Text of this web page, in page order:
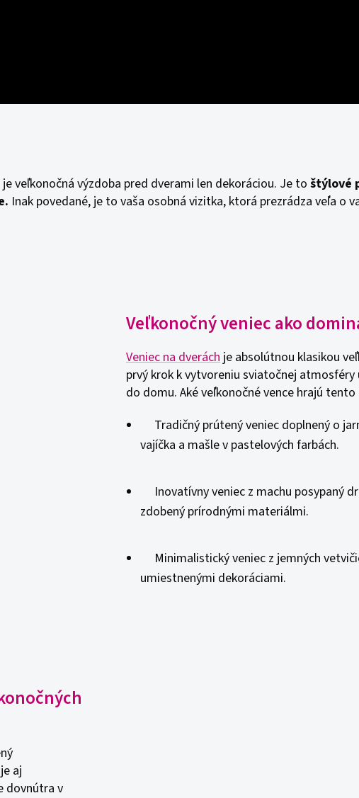
veľkonočná výzdoba pred dverami len dekoráciou. Je to štýlové
Inak povedané, je to vaša osobná vizitka, ktorá prezrádza veľa o
Veľkonočný veniec ako
Veniec na dverách je absolútnou klasikou
prvý krok k vytvoreniu sviatočnej
do domu. Aké veľkonočné vence hrajú tento
Tradičný prútený veniec doplnený o
vajíčka a mašle v pastelových farbách.
Inovatívny veniec z machu posypaný
zdobený prírodnými materiálmi.
Minimalistický veniec z jemných
umiestnenými dekoráciami.
aj
dovnútra v